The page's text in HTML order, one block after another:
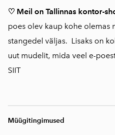
♡ Meil on Tallinnas kontor-
poes olev kaup kohe olemas
stangedel väljas. Lisaks on
uut mudelit, mida veel e-
SIIT
Müügitingimused